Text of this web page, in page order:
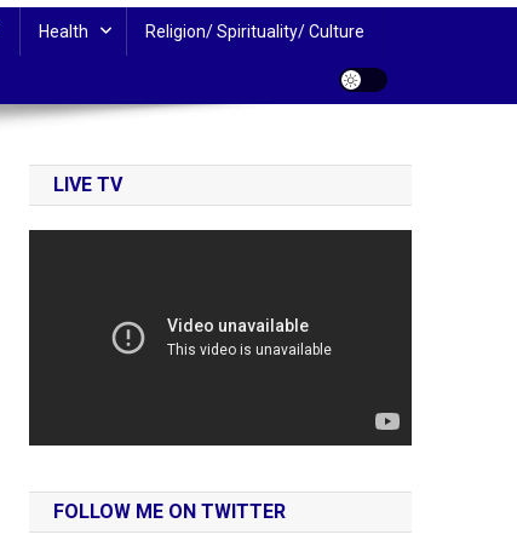
Health Religion/ Spirituality/ Culture
LIVE TV
FOLLOW ME ON TWITTER